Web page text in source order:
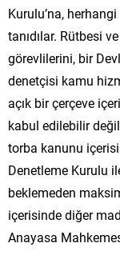
Kurulu’na,
tanıdılar. Rütbesi
görevlilerini, bir
denetçisi kamu
açık bir çerçeve
kabul edilebilir
torba kanunu
Denetleme Kurulu
beklemeden
içerisinde diğer
Anayasa